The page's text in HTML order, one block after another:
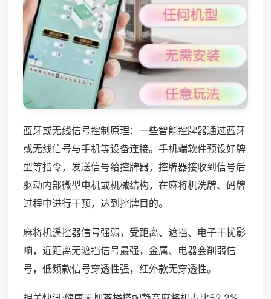
蓝牙或无线信号控制原理：一些智能控牌器通过蓝牙
或无线信号与手机等设备连接。手机端软件预设好牌
型等指令，发送信号给控牌器，控牌器接收到信号后
驱动内部微型电机或机械结构，在麻将机洗牌、码牌
过程中进行干预，达到控牌目的。
麻将机遥控器信号强弱，受距离、遮挡、电子干扰影
响，近距离无遮挡信号最强，金属、电器会削弱信
号，低频款信号穿透性强，红外款无穿透性。